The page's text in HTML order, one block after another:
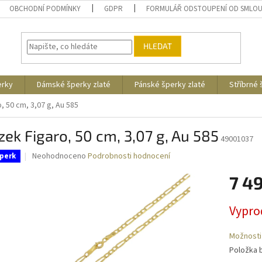
OBCHODNÍ PODMÍNKY GDPR FORMULÁŘ ODSTOUPENÍ OD
HLEDAT
Dámské šperky zlaté Pánské šperky zlaté Stříbrné
50 cm, 3,07 g, Au 585
Figaro, 50 cm, 3,07 g, Au 585 49001037
Průměrné
Neohodnoceno Podrobnosti hodnocení
7
cena:
Položka